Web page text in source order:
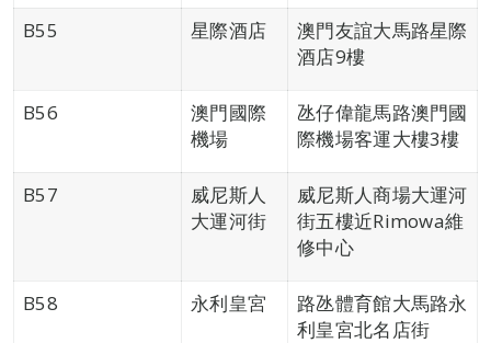
B55 星際酒店
澳門友誼大馬路星際
酒店9樓
B56
澳門國際
機場
氹仔偉龍馬路澳門國
際機場客運大樓3樓
B57
威尼斯人
大運河街
威尼斯人商場大運河
街五樓近Rimowa維
修中心
B58 永利皇宮
路氹體育館大馬路永
利皇宮北名店街